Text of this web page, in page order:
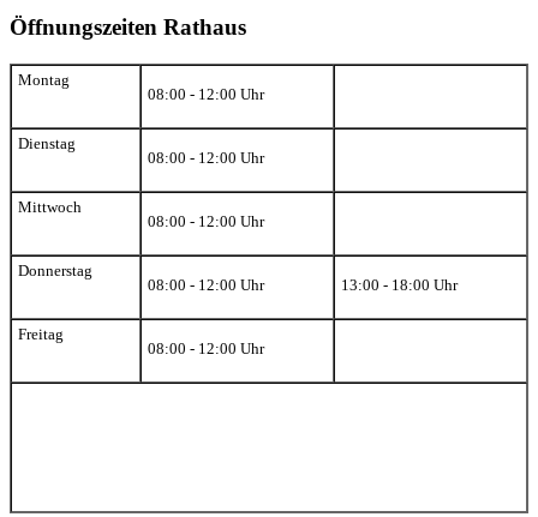
Öffnungszeiten Rathaus
Montag
08:00 - 12:00 Uhr
Dienstag
08:00 - 12:00 Uhr
Mittwoch
08:00 - 12:00 Uhr
Donnerstag
08:00 - 12:00 Uhr
13:00 - 18:00 Uhr
Freitag
08:00 - 12:00 Uhr